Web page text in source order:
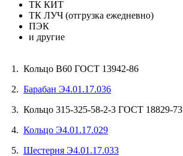
ТК КИТ
ТК ЛУЧ (отгрузка ежедневно)
ПЭК
и другие
1. Кольцо В60 ГОСТ 13942-86
2. Барабан Э4.01.17.036
3. Кольцо 315-325-58-2-3 ГОСТ 18829-73
4. Кольцо Э4.01.17.029
5. Шестерня Э4.01.17.033